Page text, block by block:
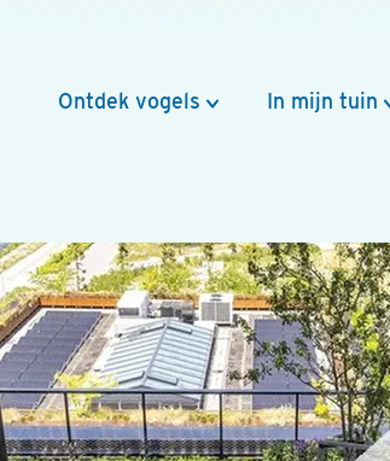
Ontdek vogels In mijn tuin